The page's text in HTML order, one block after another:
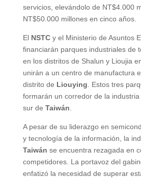
servicios, elevándolo de NT$4.000
NT$50.000 millones en cinco años.
El NSTCy el Ministerio de Asuntos
financiarán parques industriales de
en los distritos de Shalun y Lioujia
unirán a un centro de manufactura
distrito de Liouying . Estos tres
formarán un corredor de la
sur de Taiwán
A pesar de su liderazgo en
y tecnología de la información, la
Taiwán se encuentra rezagada en
competidores. La portavoz del
enfatizó la necesidad de superar